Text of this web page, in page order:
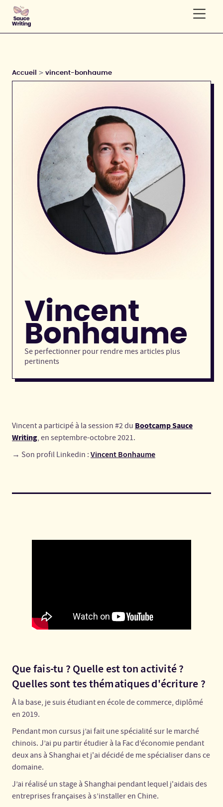
Accueil > vincent-bonhaume
Vincent
Bonhaume
Se perfectionner pour rendre mes articles plus
pertinents
Vincent a participé à la session #2 du Bootcamp Sauce
Writing, en septembre-octobre 2021.
→ Son profil Linkedin : Vincent Bonhaume
Que fais-tu ? Quelle est ton activité ?
Quelles sont tes thématiques d'écriture ?
À la base, je suis étudiant en école de commerce, diplômé
en 2019.
Pendant mon cursus j’ai fait une spécialité sur le marché
chinois. J’ai pu partir étudier à la Fac d’économie pendant
deux ans à Shanghai et j'ai décidé de me spécialiser dans ce
domaine.
J’ai réalisé un stage à Shanghai pendant lequel j'aidais des
entreprises françaises à s’installer en Chine.